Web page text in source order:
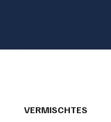
VERMISCHTES